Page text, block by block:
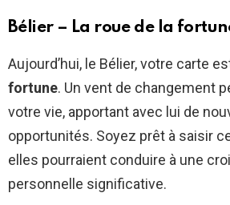
Bélier – La roue de la
Aujourd’hui, le Bélier, votre carte
fortune. Un vent de changement
votre vie, apportant avec lui de
opportunités. Soyez prêt à saisir
elles pourraient conduire à une
personnelle significative.